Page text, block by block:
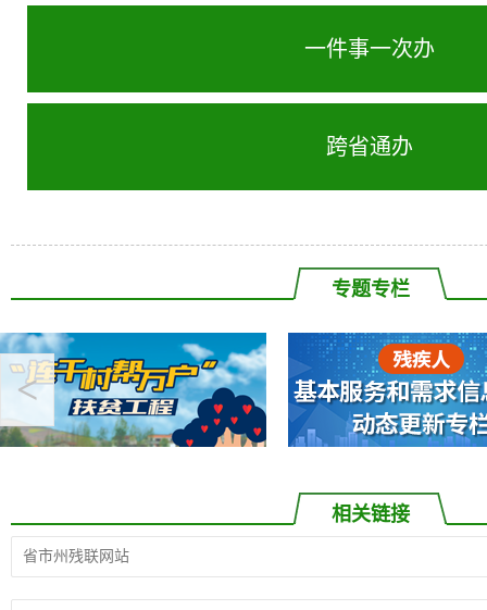
一件事一次办
跨省通办
专题专栏
<
相关链接